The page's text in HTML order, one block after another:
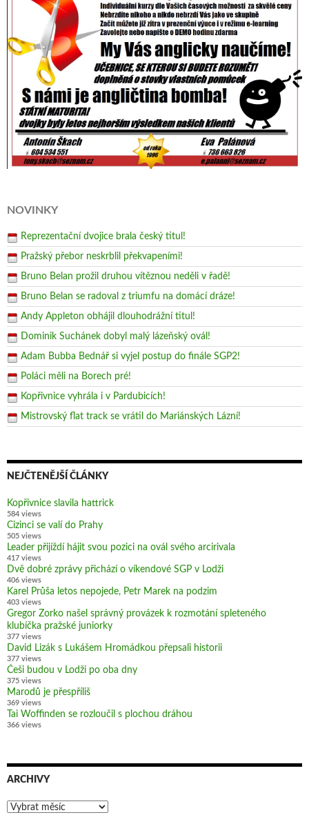
NOVINKY
Reprezentační dvojice brala český titul!
Pražský přebor neskrblil překvapeními!
Bruno Belan prožil druhou vítěznou neděli v řadě!
Bruno Belan se radoval z triumfu na domácí dráze!
Andy Appleton obhájil dlouhodrážní titul!
Dominik Suchánek dobyl malý lázeňský ovál!
Adam Bubba Bednář si vyjel postup do finále SGP2!
Poláci měli na Borech pré!
Kopřivnice vyhrála i v Pardubicích!
Mistrovský flat track se vrátil do Mariánských Lázní!
NEJČTENĚJŠÍ ČLÁNKY
Kopřivnice slavila hattrick
584 views
Cizinci se valí do Prahy
505 views
Leader přijíždí hájit svou pozici na ovál svého arcirivala
417 views
Dvě dobré zprávy přichází o víkendové SGP v Lodži
406 views
Karel Průša letos nepojede, Petr Marek na podzim
403 views
Gregor Zorko našel správný provázek k rozmotání spleteného
klubíčka pražské juniorky
377 views
David Lizák s Lukášem Hromádkou přepsali historii
377 views
Češi budou v Lodži po oba dny
375 views
Marodů je přespříliš
369 views
Tai Woffinden se rozloučil s plochou dráhou
366 views
ARCHIVY
Archivy